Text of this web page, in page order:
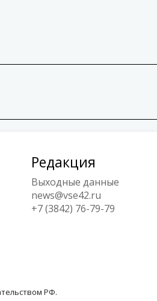
Редакция
Выходные данные
news@vse42.ru
+7 (3842) 76-79-79
РФ.